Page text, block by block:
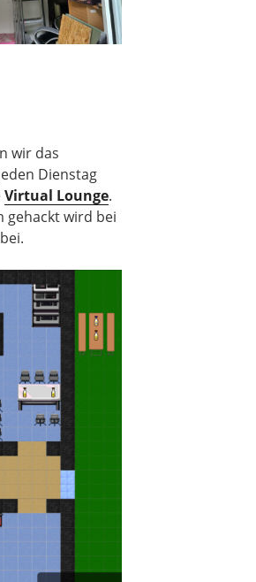
wir das
Dienstag
Virtual Lounge.
gehackt wird bei